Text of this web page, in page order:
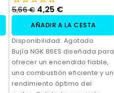
5,66 € 4,25 €
AÑADIR A LA CESTA
Disponibilidad: Agotado
Bujía NGK B6ES diseñada para
ofrecer un encendido fiable,
una combustión eficiente y un
rendimiento óptimo del